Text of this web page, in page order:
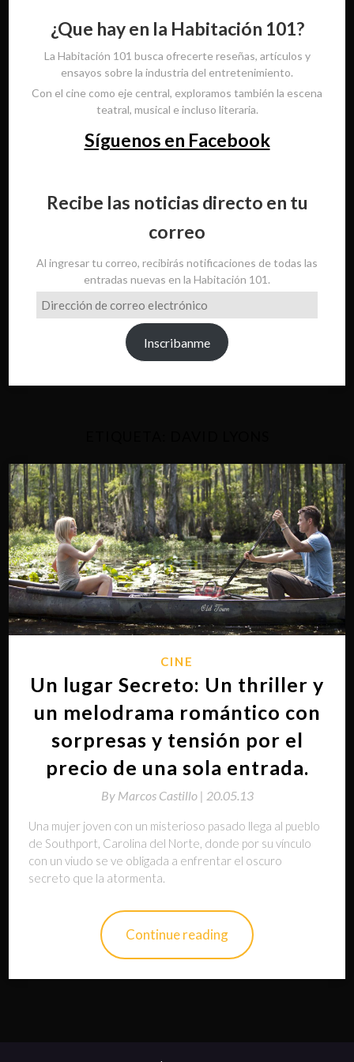
¿Que hay en la Habitación 101?
La Habitación 101 busca ofrecerte reseñas, artículos y
ensayos sobre la industria del entretenimiento.
Con el cine como eje central, exploramos también la escena
teatral, musical e incluso literaria.
Síguenos en Facebook
Recibe las noticias directo en tu
correo
Al ingresar tu correo, recibirás notificaciones de todas las
entradas nuevas en la Habitación 101.
Dirección
de
Inscribanme
CINE
Un lugar Secreto: Un thriller y
un melodrama romántico con
sorpresas y tensión por el
precio de una sola entrada.
By Marcos Castillo | 20.05.13
Una mujer joven con un misterioso pasado llega al pueblo
de Southport, Carolina del Norte, donde por su vínculo
con un viudo se ve obligada a enfrentar el oscuro
secreto que la atormenta.
Continue reading